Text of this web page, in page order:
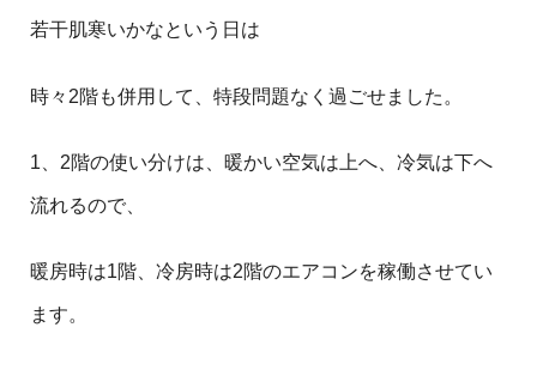
若干肌寒いかなという日は
時々2階も併用して、特段問題なく過ごせました。
1、2階の使い分けは、暖かい空気は上へ、冷気は下へ
流れるので、
暖房時は1階、冷房時は2階のエアコンを稼働させてい
ます。